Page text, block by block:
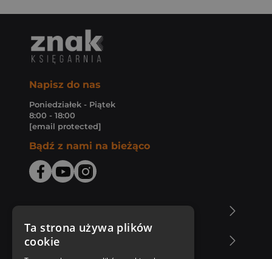
Napisz do nas
Poniedziałek - Piątek
8:00 - 18:00
[email protected]
Bądź z nami na bieżąco
Zakupy u nas
Ta strona używa plików
cookie